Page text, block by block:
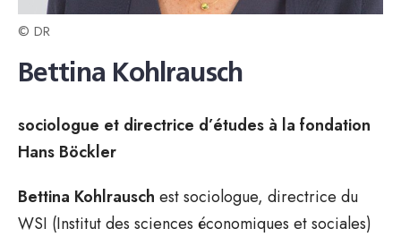
© DR
Bettina Kohlrausch
sociologue et directrice d’études à la fondation
Hans Böckler
Bettina Kohlrausch est sociologue, directrice du
WSI (Institut des sciences économiques et sociales)